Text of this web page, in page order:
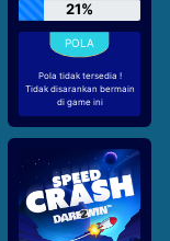
21%
Pola tidak tersedia !
Tidak disarankan bermain
di game ini